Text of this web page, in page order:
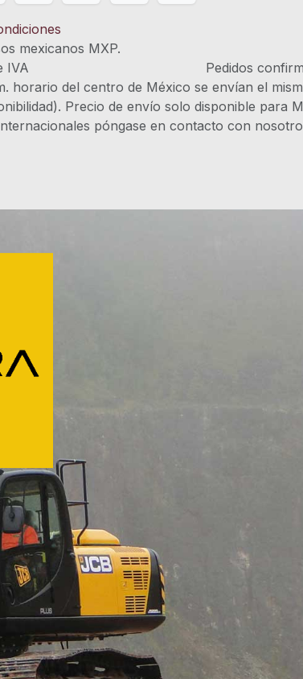
mexicanos MXP.
IVA Pedidos
horario del centro de México se envían el
Precio de envío solo disponible para
póngase en contacto con